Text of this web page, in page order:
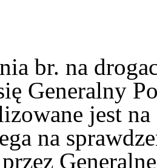
br. na
Generalny
jest
na
przez